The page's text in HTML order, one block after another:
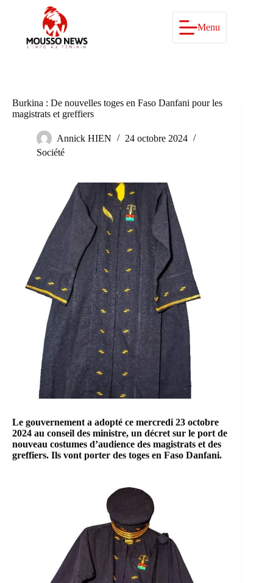
Menu
Burkina : De nouvelles toges en Faso Danfani pour les
magistrats et greffiers
Annick HIEN
24 octobre 2024
Société
Le gouvernement a adopté ce mercredi 23 octobre
2024 au conseil des ministre, un décret sur le port de
nouveau costumes d’audience des magistrats et des
greffiers. Ils vont porter des toges en Faso Danfani.